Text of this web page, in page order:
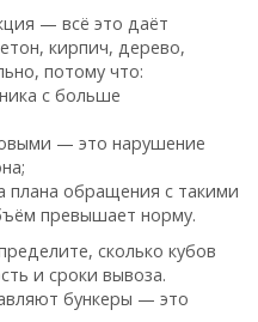
— всё это даёт
кирпич, дерево,
потому что:
с больше
— это нарушение
плана обращения с такими
превышает норму.
сколько кубов
и сроки вывоза.
бункеры — это